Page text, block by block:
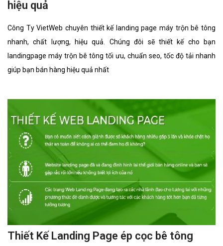
hiệu quả
Công Ty VietWeb chuyên thiết kế landing page máy trộn bê tông
nhanh, chất lượng, hiệu quả. Chúng đôi sẽ thiết kế cho bạn
landingpage máy trộn bê tông tối ưu, chuẩn seo, tốc độ tải nhanh
giúp bạn bán hàng hiệu quả nhất
Thiết Kế Landing Page ép cọc bê tông